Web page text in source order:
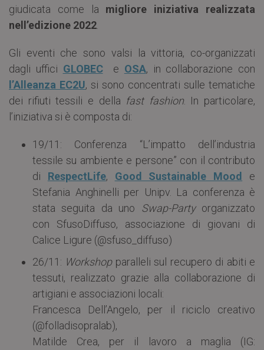
giudicata come la migliore iniziativa realizzata
nell’edizione 2022
Gli eventi che sono valsi la vittoria, co-organizzati
dagli uffici GLOBECe OSA, in collaborazione con
l’Alleanza EC2U, si sono concentrati sulle tematiche
dei rifiuti tessili e della fast fashion. In particolare,
l’iniziativa si è composta di:
19/11: Conferenza “L’impatto dell’industria
tessile su ambiente e persone” con il contributo
di RespectLife, Good Sustainable Mood e
Stefania Anghinelli per Unipv. La conferenza è
stata seguita da uno Swap-Partyorganizzato
con SfusoDiffuso, associazione di giovani di
Calice Ligure (@sfuso_diffuso)
26/11: Workshopparalleli sul recupero di abiti e
tessuti, realizzato grazie alla collaborazione di
artigiani e associazioni locali:
Francesca Dell’Angelo, per il riciclo creativo
(@folladisopralab),
Matilde Crea, per il lavoro a maglia (IG: